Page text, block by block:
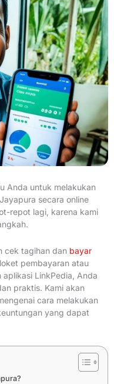
Anda untuk melakukan
secara online
repot lagi, karena kami
cek tagihan dan bayar
pembayaran atau
LinkPedia, Anda
praktis. Kami akan
cara melakukan
yang dapat